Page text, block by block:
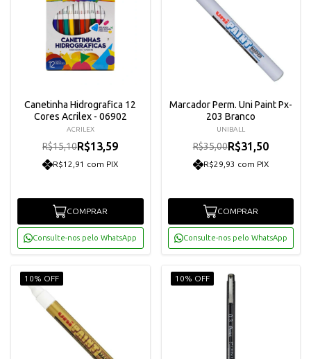
Canetinha Hidrografica 12
Cores Acrilex - 06902
ACRILEX
R$15,10R$13,59
R$12,91 com PIX
COMPRAR
Consulte-nos pelo WhatsApp
Marcador Perm. Uni Paint Px-
203 Branco
UNIBALL
R$35,00R$31,50
R$29,93 com PIX
COMPRAR
Consulte-nos pelo WhatsApp
10% OFF 10% OFF